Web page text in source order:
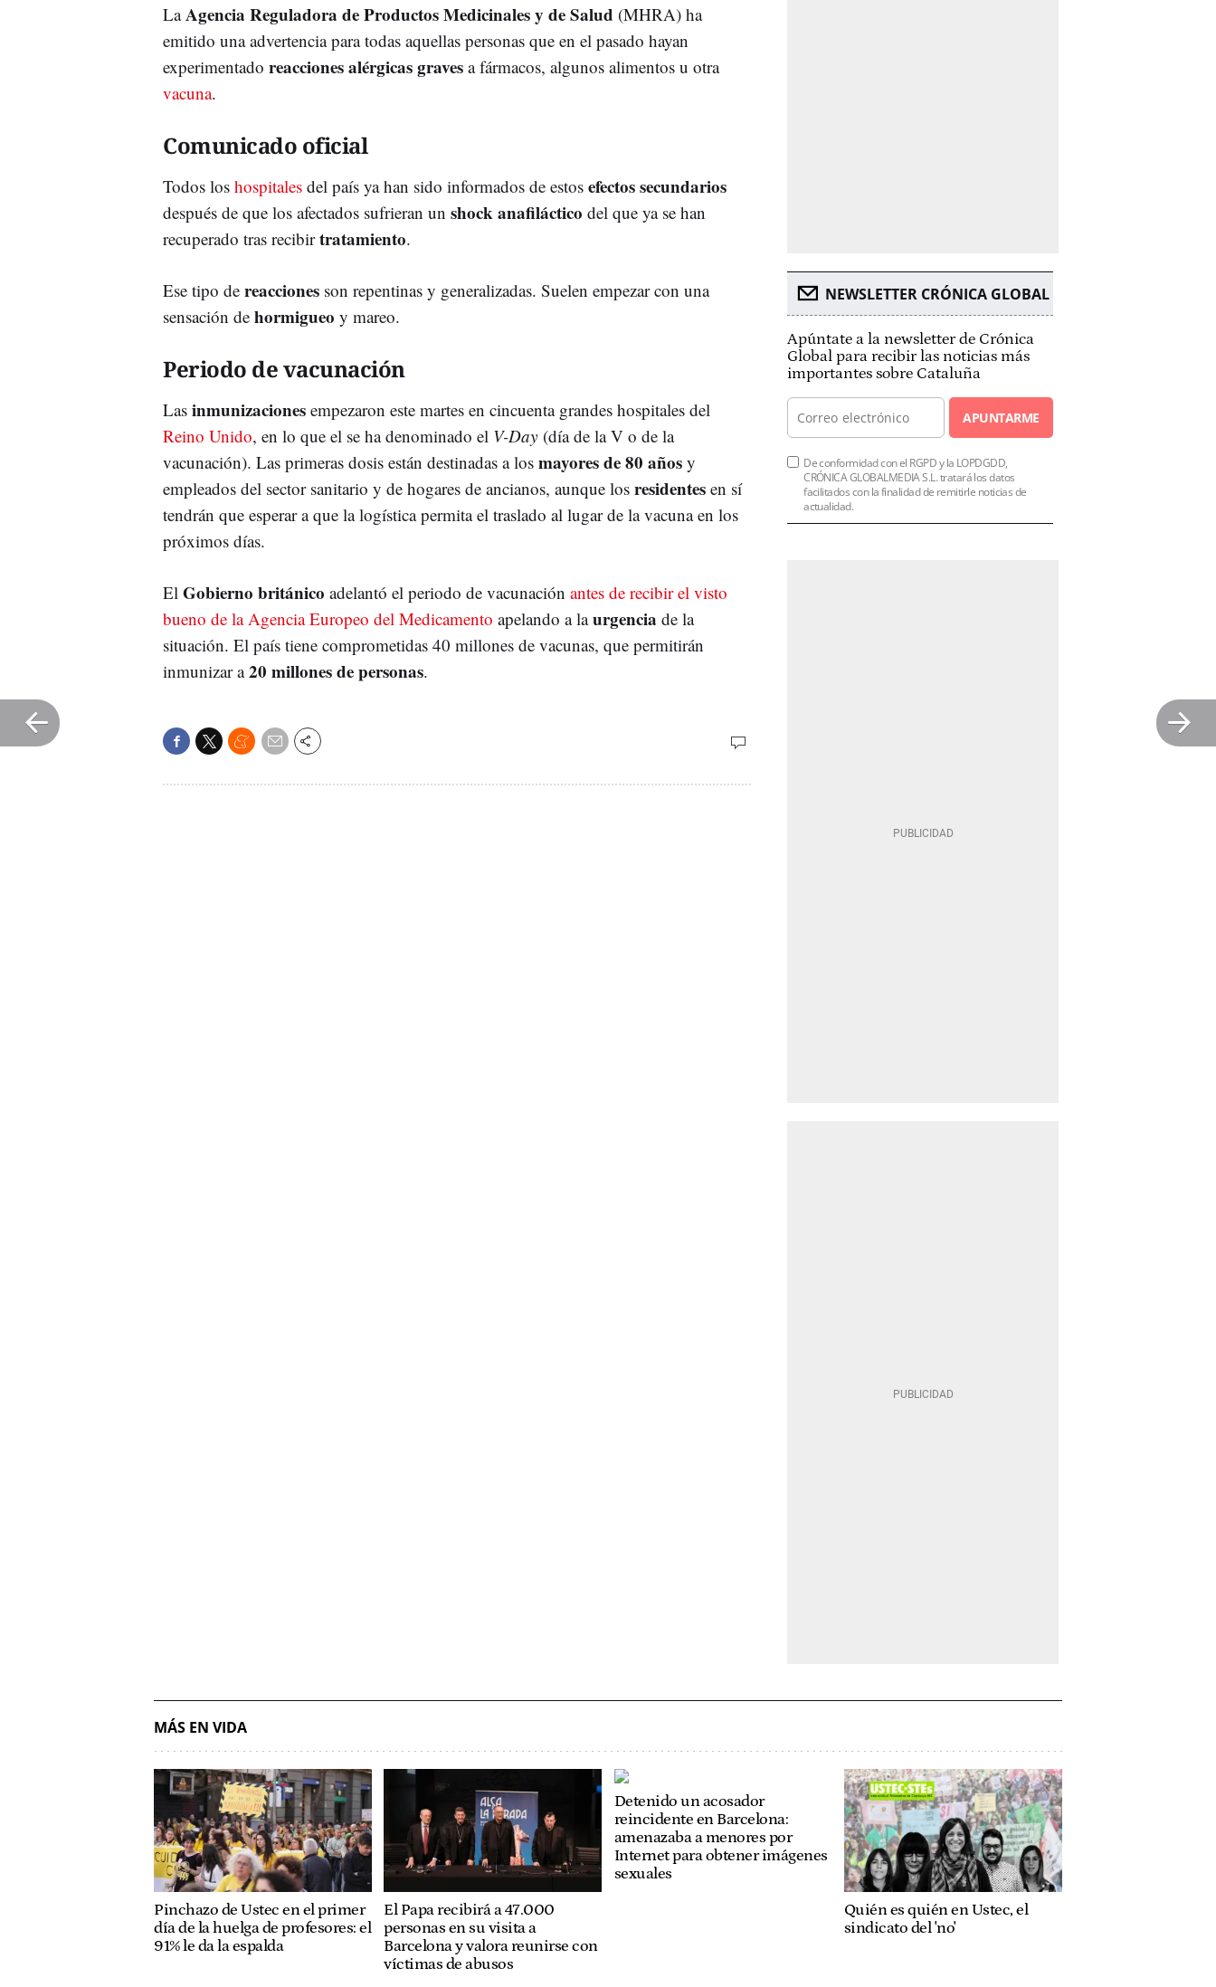
LaAgencia Reguladora de Productos Medicinales y de Salud (MHRA) ha
emitido una advertencia para todas aquellas personas que en el pasado hayan
experimentado reacciones alérgicas graves a fármacos, algunos alimentos u otra
vacuna.
Comunicado oficial
Todos los hospitales del país ya han sido informados de estos efectos secundarios
después de que los afectados sufrieran un shock anafiláctico del que ya se han
recuperado tras recibirtratamiento.
Ese tipo de reacciones son repentinas y generalizadas. Suelen empezar con una
sensación de hormigueo y mareo.
Periodo de vacunación
Las inmunizaciones empezaron este martes en cincuenta grandes hospitales del
Reino Unido, en lo que el se ha denominado el V-Day (día de la V o de la
vacunación). Las primeras dosis están destinadas a los mayores de 80 años y
empleados del sector sanitario y de hogares de ancianos, aunque los residentes en sí
tendrán que esperar a que la logística permita el traslado al lugar de la vacuna en los
próximos días.
El Gobierno británico adelantó el periodo de vacunación antes de recibir el visto
bueno de la Agencia Europeo del Medicamento apelando a laurgencia de la
situación. El país tiene comprometidas 40 millones de vacunas, que permitirán
inmunizar a20 millones de personas.
NEWSLETTER CRÓNICA GLOBAL
Apúntate a la newsletter de Crónica
Global para recibir las noticias más
importantes sobre Cataluña
APUNTARME
De conformidad con el RGPD y la LOPDGDD,
CRÓNICA GLOBALMEDIA S.L. tratará los datos
facilitados con la finalidad de remitirle noticias de
actualidad.
MÁS EN VIDA
Pinchazo de Ustec en el primer
día de la huelga de profesores: el
91% le da la espalda
El Papa recibirá a 47.000
personas en su visita a
Barcelona y valora reunirse con
víctimas de abusos
Detenido un acosador
reincidente en Barcelona:
amenazaba a menores por
Internet para obtener imágenes
sexuales
Quién es quién en Ustec, el
sindicato del 'no'